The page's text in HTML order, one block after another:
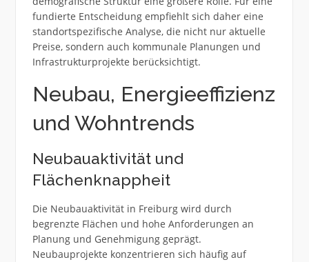
fundierte Entscheidung empfiehlt sich daher eine
standortspezifische Analyse, die nicht nur aktuelle
Preise, sondern auch kommunale Planungen und
Infrastrukturprojekte berücksichtigt.
Neubau, Energieeffizienz
und Wohntrends
Neubauaktivität und
Flächenknappheit
Die Neubauaktivität in Freiburg wird durch
begrenzte Flächen und hohe Anforderungen an
Planung und Genehmigung geprägt.
Neubauprojekte konzentrieren sich häufig auf